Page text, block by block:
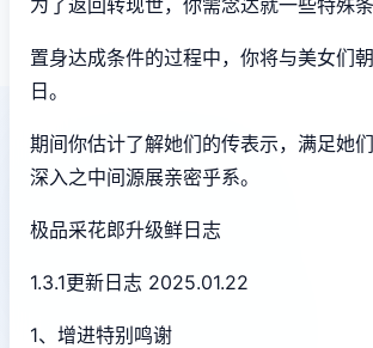
为了返回转现世，你需念达就一些特殊条
置身达成条件的过程中， 你将与美女们
日。
期间你估计了解她们的传表示，满足她
深入之中间源展亲密乎系。
极品采花郎升级鲜日志
1.3.1更新日志 2025.01.22
1、增进特别鸣谢